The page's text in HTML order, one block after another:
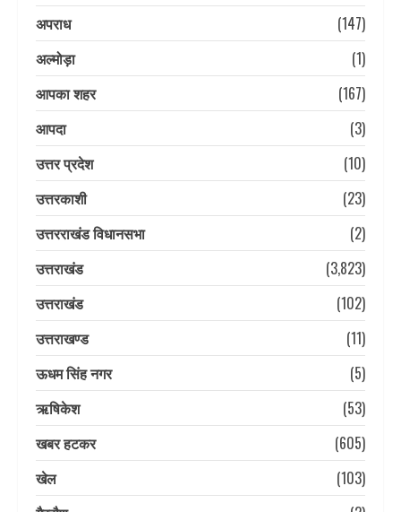
अपराध
(147)
अल्मोड़ा
(1)
आपका शहर
(167)
आपदा
(3)
उत्तर प्रदेश
(10)
उत्तरकाशी
(23)
उत्तरराखंड विधानसभा
(2)
उत्तराखंड
(3,823)
उत्तराखंड
(102)
उत्तराखण्ड
(11)
ऊधम सिंह नगर
(5)
ऋषिकेश
(53)
खबर हटकर
(605)
खेल
(103)